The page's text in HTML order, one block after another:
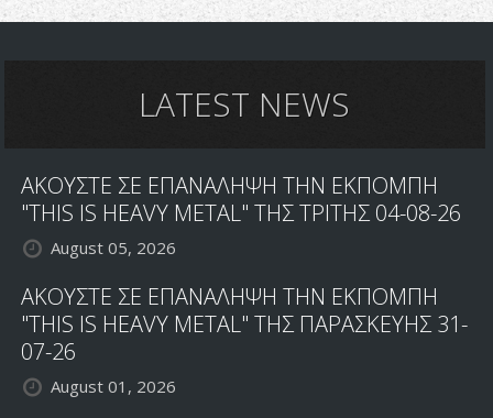
LATEST NEWS
ΑΚΟΥΣΤΕ ΣΕ ΕΠΑΝΑΛΗΨΗ ΤΗΝ ΕΚΠΟΜΠΗ
"THIS IS HEAVY METAL" ΤΗΣ ΤΡΙΤΗΣ 04-08-26
August 05, 2026
ΑΚΟΥΣΤΕ ΣΕ ΕΠΑΝΑΛΗΨΗ ΤΗΝ ΕΚΠΟΜΠΗ
"THIS IS HEAVY METAL" ΤΗΣ ΠΑΡΑΣΚΕΥΗΣ 31-
07-26
August 01, 2026